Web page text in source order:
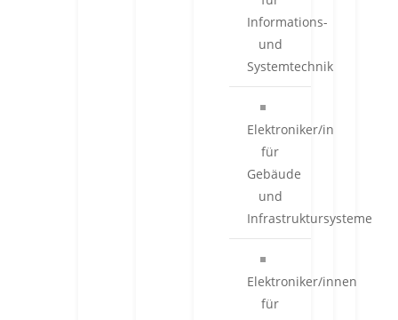
Informations-
und
Systemtechnik
Elektroniker/in
für
Gebäude
und
Infrastruktursysteme
Elektroniker/innen
für